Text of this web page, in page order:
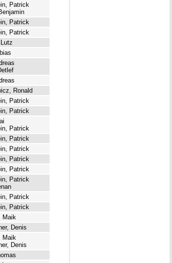
Patrick
Patrick
Patrick
Ronald
Patrick
Patrick
Patrick
Patrick
Patrick
Patrick
Patrick
Patrick
Patrick
Patrick
Maik
Denis
Maik
Denis